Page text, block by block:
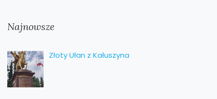
Najnowsze
Złoty Ułan z Kałuszyna